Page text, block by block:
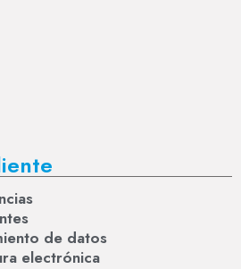
de datos
electrónica